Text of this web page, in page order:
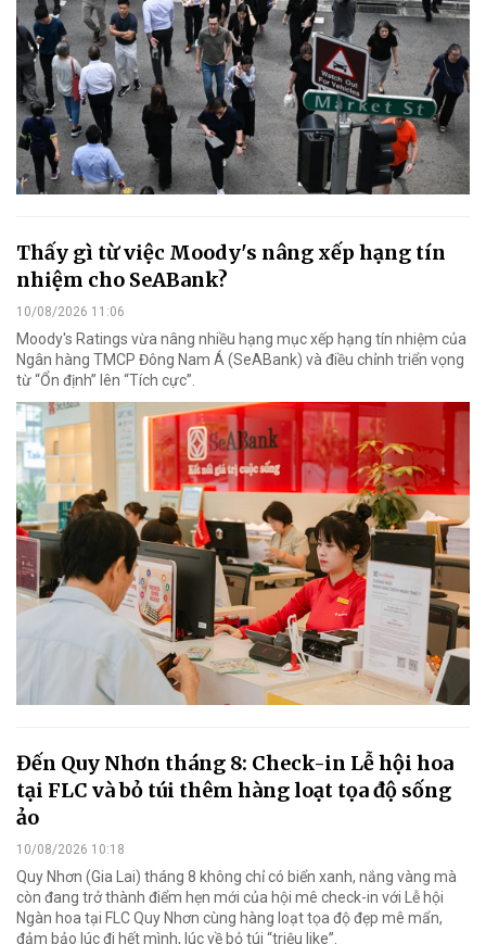
Thấy gì từ việc Moody's nâng xếp hạng tín
nhiệm cho SeABank?
10/08/2026 11:06
Moody's Ratings vừa nâng nhiều hạng mục xếp hạng tín nhiệm của
Ngân hàng TMCP Đông Nam Á (SeABank) và điều chỉnh triển vọng
từ “Ổn định” lên “Tích cực”.
Đến Quy Nhơn tháng 8: Check-in Lễ hội hoa
tại FLC và bỏ túi thêm hàng loạt tọa độ sống
ảo
10/08/2026 10:18
Quy Nhơn (Gia Lai) tháng 8 không chỉ có biển xanh, nắng vàng mà
còn đang trở thành điểm hẹn mới của hội mê check-in với Lễ hội
Ngàn hoa tại FLC Quy Nhơn cùng hàng loạt tọa độ đẹp mê mẩn,
đảm bảo lúc đi hết mình, lúc về bỏ túi “triệu like”.